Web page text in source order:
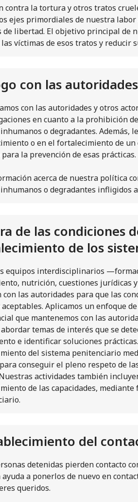
contra la tortura y otros tratos
ejes primordiales de nuestra
de libertad. El objetivo principal de
víctimas de esos tratos y reducir
con las autoridades
con las autoridades y otros
en cuanto a la prohibición
o degradantes. Además,
o en el fortalecimiento de un
la prevención de esas prácticas.
acerca de nuestra política
o degradantes infligidos
de las condiciones
de los
equipos interdisciplinarios
nutrición, cuestiones jurídicas
las autoridades para que las
Aplicamos un enfoque
que mantenemos con las
temas de interés que se
e identificar soluciones
del sistema penitenciario
conseguir el pleno respeto de
actividades también
de las capacidades,
del
detenidas pierden contacto
a ponerlos de nuevo en
queridos.